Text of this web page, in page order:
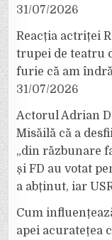
31/07/2026
Reacția actriței
trupei de teatru
furie că am
31/07/2026
Actorul Adrian
Misăilă că a
„din răzbunare
și FD au votat
a abținut, iar
Cum
apei acuratețea